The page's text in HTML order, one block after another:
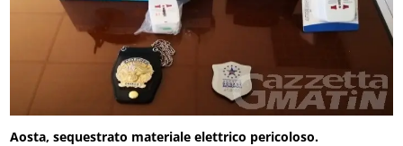
Aosta, sequestrato materiale elettrico pericoloso.